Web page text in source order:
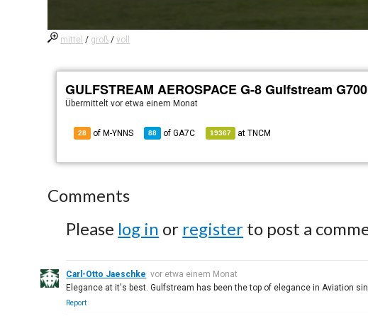
mittel / groß /voll
GULFSTREAM AEROSPACE G-8 Gulfstream
Übermitteltvor etwa einem Monat
28 of M-YNNS 88 ofGA7C 19367 atTNCM
Comments
Please log in or register to post a
Carl-Otto Jaeschke vor etwa einem Monat
Elegance at it's best. Gulfstream has been the top of elegance in Aviation
Report